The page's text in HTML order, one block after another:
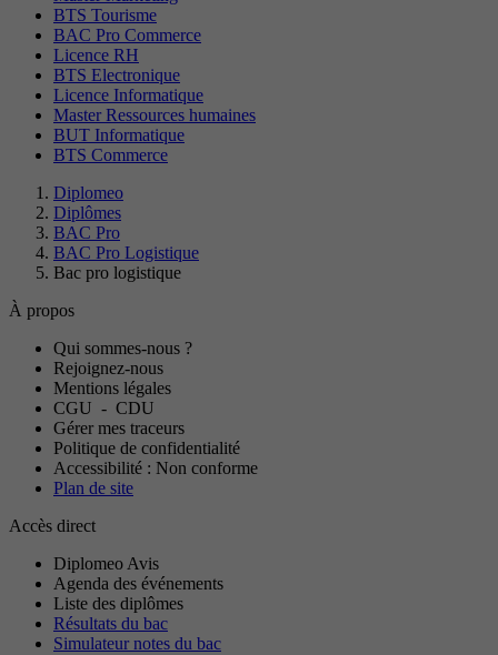
BTS Tourisme
BAC Pro Commerce
Licence RH
BTS Electronique
Licence Informatique
Master Ressources humaines
BUT Informatique
BTS Commerce
Diplomeo
Diplômes
BAC Pro
BAC Pro Logistique
Bac pro logistique
À propos
Qui sommes-nous ?
Rejoignez-nous
Mentions légales
CGU - CDU
Gérer mes traceurs
Politique de confidentialité
Accessibilité : Non conforme
Plan de site
Accès direct
Diplomeo Avis
Agenda des événements
Liste des diplômes
Résultats du bac
Simulateur notes du bac